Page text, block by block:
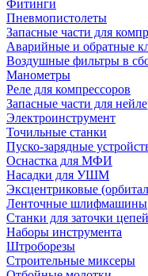
Фитинги
Пневмопистолеты
Запасные части для
Аварийные и обратные
Воздушные фильтры в
Манометры
Реле для компрессоров
Запасные части для
Электроинструмент
Точильные станки
Пуско-зарядные
Оснастка для МФИ
Насадки для УШМ
Эксцентриковые
Ленточные шлифмашины
Станки для заточки цепей
Наборы инструмента
Штроборезы
Строительные миксеры